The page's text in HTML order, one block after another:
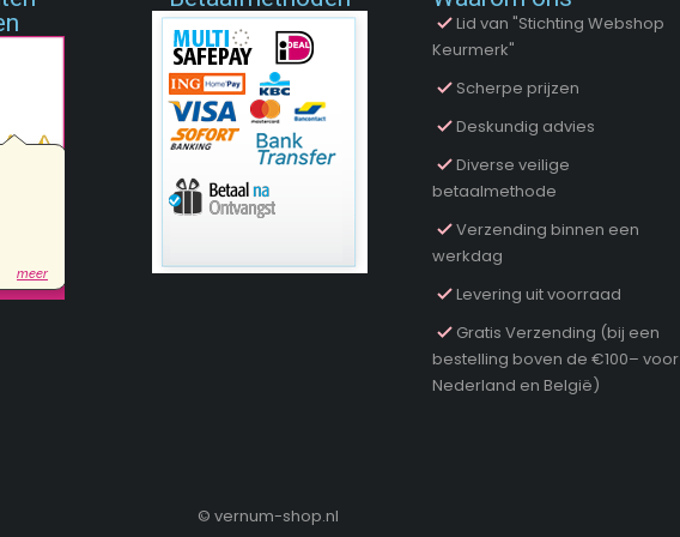
Lid van "Stichting Webshop
Keurmerk"
Scherpe prijzen
Deskundig advies
Diverse veilige
betaalmethode
Verzending binnen een
werkdag
Levering uit voorraad
Gratis Verzending (bij een
bestelling boven de €100– voor
Nederland en België)
© vernum-shop.nl